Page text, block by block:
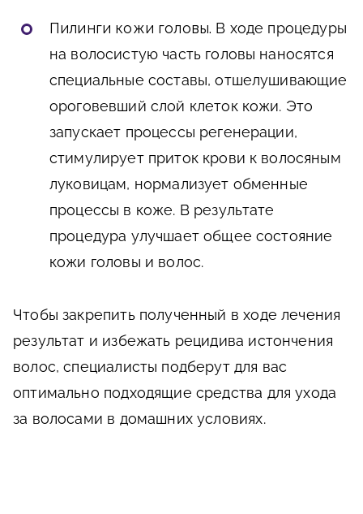
Пилинги кожи головы. В ходе процедуры
на волосистую часть головы наносятся
специальные составы, отшелушивающие
ороговевший слой клеток кожи. Это
запускает процессы регенерации,
стимулирует приток крови к волосяным
луковицам, нормализует обменные
процессы в коже. В результате
процедура улучшает общее состояние
кожи головы и волос.
Чтобы закрепить полученный в ходе лечения
результат и избежать рецидива истончения
волос, специалисты подберут для вас
оптимально подходящие средства для ухода
за волосами в домашних условиях.